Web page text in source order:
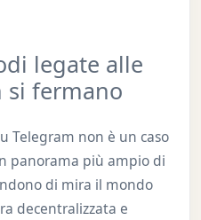
legate alle
si fermano
Telegram non è un caso
panorama più ampio di
di mira il mondo
decentralizzata e